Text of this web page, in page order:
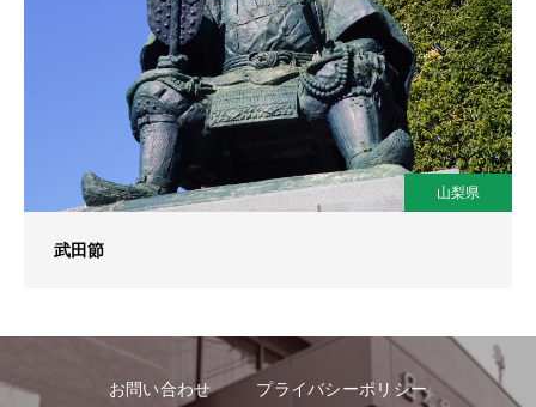
山梨県
武田節
お問い合わせ プライバシーポリシー